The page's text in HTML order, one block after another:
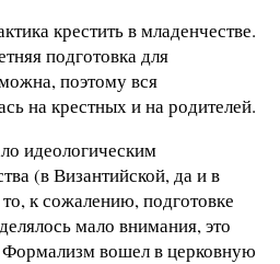
крестить в младенчестве.
подготовка для
поэтому вся
на крестных и на родителей.
идеологическим
(в Византийской, да и в
к сожалению, подготовке
мало внимания, это
Формализм вошел в церковную